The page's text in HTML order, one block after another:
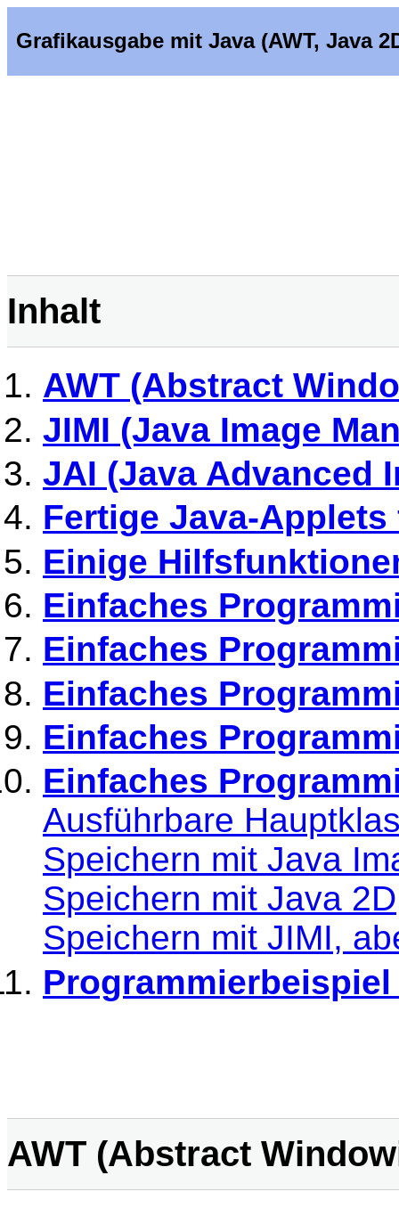
Grafikausgabe mit Java (AWT, Java
Inhalt
AWT (Abstract
JIMI (Java Image
JAI (Java Advanced
Fertige Java-
Einige
Einfaches
Einfaches
Einfaches
Einfaches
Einfaches
Ausführbare
Speichern mit Java
Speichern mit Java 2D
Speichern mit JIMI,
Programmierbeispiel
AWT (Abstract